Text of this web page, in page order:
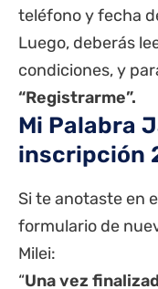
teléfono y fecha
Luego, deberás
condiciones, y
“Registrarme”.
Mi Palabra
inscripción
Si te anotaste en
formulario de
Milei:
“Una vez